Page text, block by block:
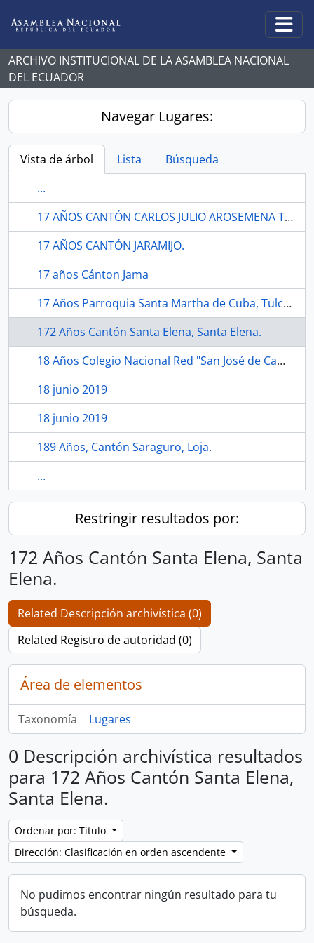
ARCHIVO INSTITUCIONAL DE LA ASAMBLEA NACIONAL
DEL ECUADOR
Navegar Lugares:
Vista de árbol Lista
Búsqueda
...
17 AÑOS CANTÓN CARLOS JULIO AROSEMENA TOLA.
17 AÑOS CANTÓN JARAMIJO.
17 años Cánton Jama
17 Años Parroquia Santa Martha de Cuba, Tulcán.
172 Años Cantón Santa Elena, Santa Elena.
18 Años Colegio Nacional Red "San José de Camarón", Echeandía, Bolívar.
18 junio 2019
18 junio 2019
189 Años, Cantón Saraguro, Loja.
...
Restringir resultados por:
172 Años Cantón Santa Elena, Santa
Elena.
Related Descripción archivística (0)
Related Registro de autoridad (0)
Área de elementos
Taxonomía Lugares
0 Descripción archivística resultados
para 172 Años Cantón Santa Elena,
Santa Elena.
Ordenar por: Título
Dirección: Clasificación en orden ascendente
No pudimos encontrar ningún resultado para tu
búsqueda.